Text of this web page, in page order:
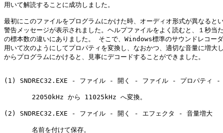
用いて解読することに成功しました。
最初にこのファイルをプログラムにかけた時、オーディオ形式が異なると
警告メッセージが表示されました。ヘルプファイルをよく読むと、１秒当
の標本数の違いにありました。 そこで、Windows標準のサウンドレコー
用いて次のようにしてプロパティを変換し、なおかつ、適切な音量に増大
からプログラムにかけると、見事にデコードすることができました。
(1) SNDREC32.EXE - ファイル - 開く - ファイル - プロパティ -
       22050kHz から 11025kHz へ変換。
(2) SNDREC32.EXE - ファイル - 開く - エフェクタ - 音量増大
       名前を付けて保存。